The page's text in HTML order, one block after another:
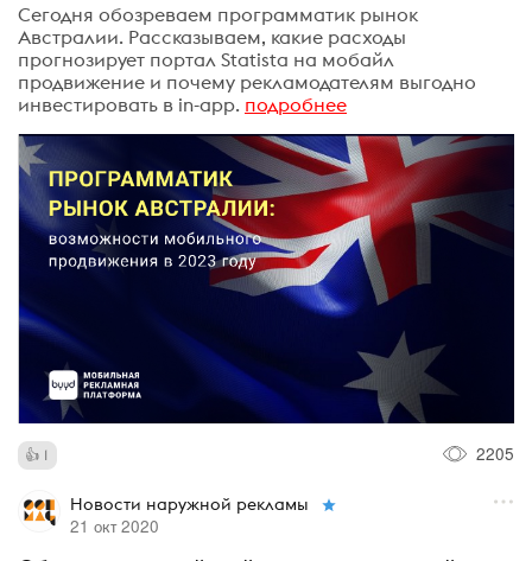
Сегодня обозреваем программатик рынок
Австралии. Рассказываем, какие расходы
прогнозирует портал Statista на мобайл
продвижение и почему рекламодателям выгодно
инвестировать в in-app. подробнее
1 2205
Новости наружной рекламы
21 окт 2020